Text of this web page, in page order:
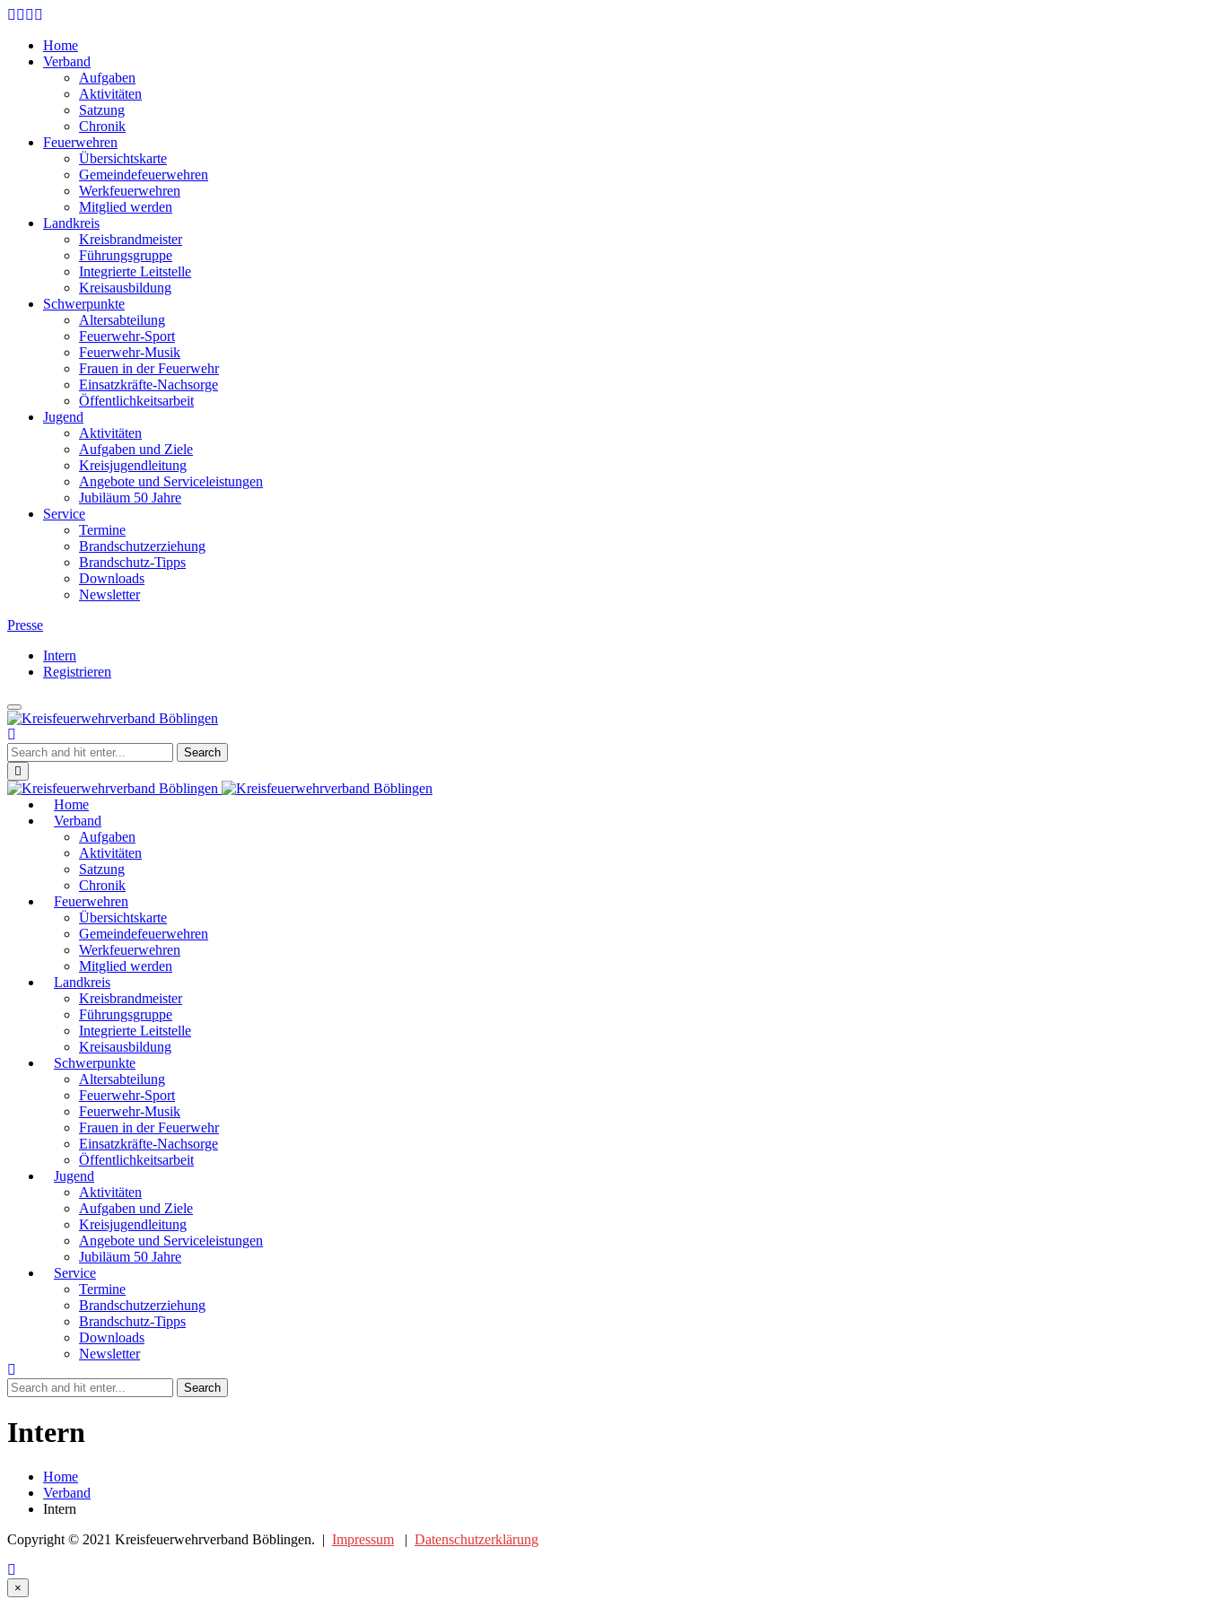
Skip
main
content
Home
Verband
Aufgaben
Aktivitäten
Satzung
Chronik
Feuerwehren
Übersichtskarte
Gemeindefeuerwehren
Werkfeuerwehren
Mitglied werden
Landkreis
Kreisbrandmeister
Führungsgruppe
Integrierte Leitstelle
Kreisausbildung
Schwerpunkte
Altersabteilung
Feuerwehr-Sport
Feuerwehr-Musik
Frauen in der Feuerwehr
Einsatzkräfte-Nachsorge
Öffentlichkeitsarbeit
Jugend
Aktivitäten
Aufgaben und Ziele
Kreisjugendleitung
Angebote und Serviceleistungen
Jubiläum 50 Jahre
Service
Termine
Brandschutzerziehung
Brandschutz-Tipps
Downloads
Newsletter
Presse
Intern
Registrieren
Toggle
navigation
Home
Verband
Aufgaben
Aktivitäten
Satzung
Chronik
Feuerwehren
Übersichtskarte
Gemeindefeuerwehren
Werkfeuerwehren
Mitglied werden
Landkreis
Kreisbrandmeister
Führungsgruppe
Integrierte Leitstelle
Kreisausbildung
Schwerpunkte
Altersabteilung
Feuerwehr-Sport
Feuerwehr-Musik
Frauen in der Feuerwehr
Einsatzkräfte-Nachsorge
Öffentlichkeitsarbeit
Jugend
Aktivitäten
Aufgaben und Ziele
Kreisjugendleitung
Angebote und Serviceleistungen
Jubiläum 50 Jahre
Service
Termine
Brandschutzerziehung
Brandschutz-Tipps
Downloads
Newsletter
Intern
Home
Verband
Intern
Copyright © 2021 Kreisfeuerwehrverband Böblingen. | Impressum | Datenschutzerklärung
×